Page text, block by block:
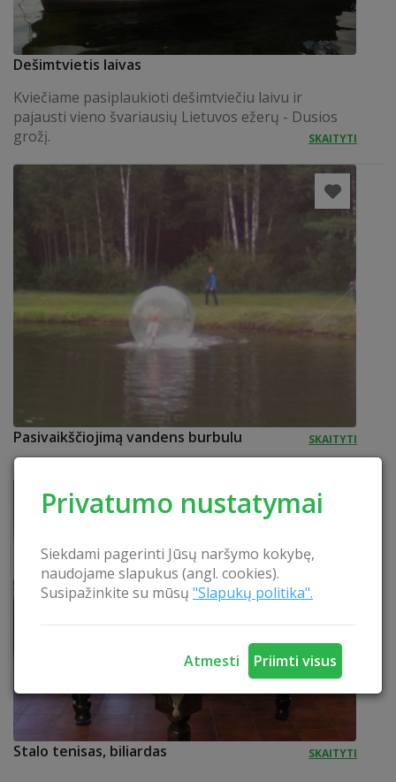
Privatumo nustatymai
Siekdami pagerinti Jūsų naršymo kokybę,
naudojame slapukus (angl. cookies).
Susipažinkite su mūsų "Slapukų politika".
Atmesti Priimti visus
Dešimtvietis laivas
Kviečiame pasiplaukioti dešimtviečiu laivu ir
pajausti vieno švariausių Lietuvos ežerų - Dusios
grožį.
SKAITYTI
Pasivaikščiojimą vandens burbulu SKAITYTI
Stalo tenisas, biliardas SKAITYTI